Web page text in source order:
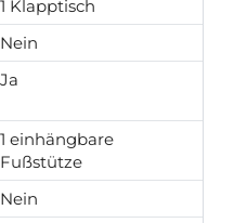
1 Klapptisch
Nein
Ja
1 einhängbare
Fußstütze
Nein